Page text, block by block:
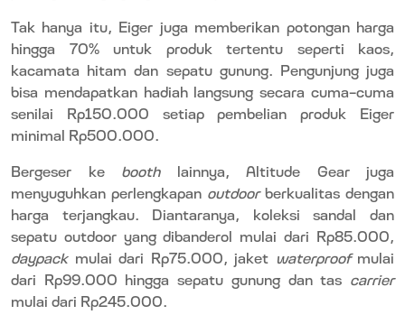
Tak hanya itu, Eiger juga memberikan potongan harga
hingga 70% untuk produk tertentu seperti kaos,
kacamata hitam dan sepatu gunung. Pengunjung juga
bisa mendapatkan hadiah langsung secara cuma-cuma
senilai Rp150.000 setiap pembelian produk Eiger
minimal Rp500.000.
Bergeser ke boothlainnya, Altitude Gear juga
menyuguhkan perlengkapan outdoorberkualitas dengan
harga terjangkau. Diantaranya, koleksi sandal dan
sepatu outdoor yang dibanderol mulai dari Rp85.000,
daypackmulai dari Rp75.000, jaket waterproofmulai
dari Rp99.000 hingga sepatu gunung dan tas carrier
mulai dari Rp245.000.